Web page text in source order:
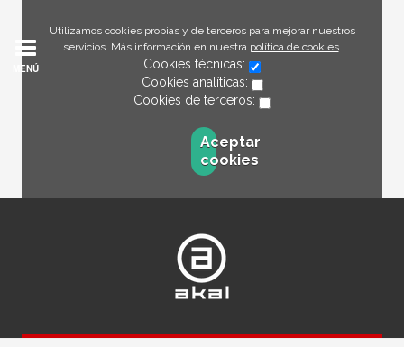
Utilizamos cookies propias y de terceros para mejorar nuestros
servicios. Más información en nuestra política de cookies.
Cookies técnicas:
Cookies analíticas:
Cookies de terceros:
Aceptar
cookies
MENÚ